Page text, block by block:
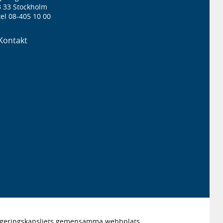
33 Stockholm
08-405 10 00